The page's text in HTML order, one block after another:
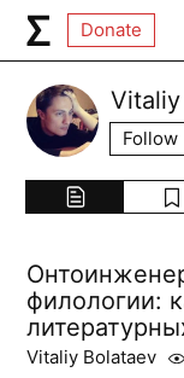
Donate
Follow
филологии:
Vitaliy Bolataev